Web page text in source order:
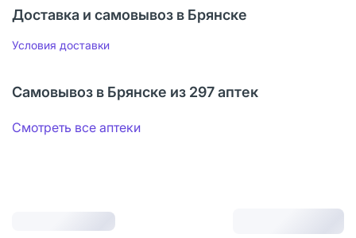
Доставка и самовывоз в Брянске
Условия доставки
Самовывоз в Брянске из 297 аптек
Смотреть все аптеки